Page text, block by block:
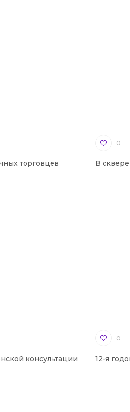
торговцев
0
В
консультации
0
12-я